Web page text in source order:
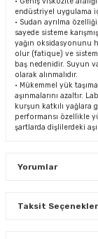
endüstriyel uygulama
• Sudan ayrılma
sayede sisteme
yağın oksidasyonunu
olur (fatique) ve
baş nedenidir. Suyun
olarak alınmalıdır.
• Mükemmel yük
aşınmalarını azaltır.
kurşun katkılı yağlara
performansı özellikle
şartlarda dişlilerdeki
Yorumlar
Taksit